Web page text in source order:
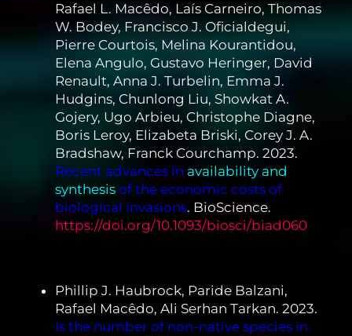
Rafael L. Macêdo, Laís Carneiro, Thomas
W. Bodey, Francisco J. Oficialdegui,
Pierre Courtois, Melina Kourantidou,
Elena Angulo, Gustavo Heringer, David
Renault, Anna J. Turbelin, Emma J.
Hudgins, Chunlong Liu, Showkat A.
Gojery, Ugo Arbieu, Christophe Diagne,
Boris Leroy, Elizabeta Briski, Corey J. A.
Bradshaw, Franck Courchamp. 2023.
Recent advances in availability and
synthesis of the economic costs of
biological invasions. BioScience.
https://doi.org/10.1093/biosci/biad060
Phillip J. Haubrock, Paride Balzani,
Rafael Macêdo, Ali Serhan Tarkan. 2023.
Is the number of non-native species in